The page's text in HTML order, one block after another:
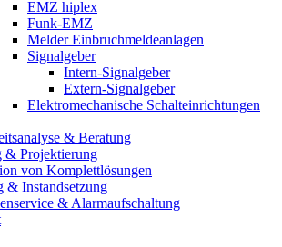
EMZ hiplex
Funk-EMZ
Melder Einbruchmeldeanlagen
Signalgeber
Intern-Signalgeber
Extern-Signalgeber
Elektromechanische Schalteinrichtungen
& Beratung
& Projektierung​
von Komplettlösungen
& Instandsetzung
& Alarmaufschaltung